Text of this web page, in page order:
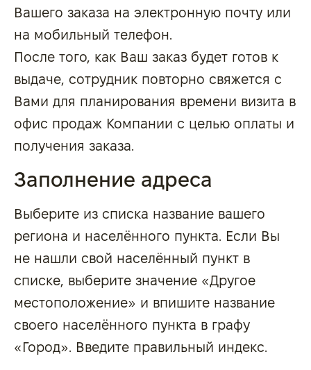
Вашего заказа на электронную почту или
на мобильный телефон.
После того, как Ваш заказ будет готов к
выдаче, сотрудник повторно свяжется с
Вами для планирования времени визита в
офис продаж Компании с целью оплаты и
получения заказа.
Заполнение адреса
Выберите из списка название вашего
региона и населённого пункта. Если Вы
не нашли свой населённый пункт в
списке, выберите значение «Другое
местоположение» и впишите название
своего населённого пункта в графу
«Город». Введите правильный индекс.